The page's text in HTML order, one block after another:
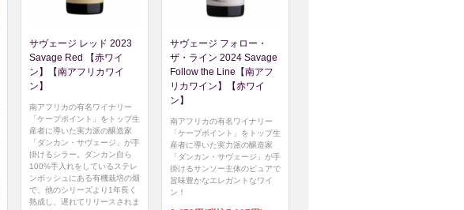
サヴェージ レッド 2023
Savage Red 【赤ワイ
ン】【南アフリカワイ
ン】
南アフリカの有名ワイナリー
「ケープポイント」をトップ生
産者に導いた実力派の醸造家
「ダンカン・サヴェージ」が手
掛けるシラー。ダンカン自ら
100%手入れをしているステレ
ンボッシュにある有機栽培の畑
で、他のシリーズより1年長く
熟成し、遅れてリリースされま
サヴェージ フォロー・
ザ・ライン 2024 Savage
Follow the Line【南アフ
リカワイン】【赤ワイ
ン】
南アフリカの有名ワイナリー
「ケープポイント」をトップ生
産者に導いた実力派の醸造家
「ダンカン・サヴェージ」が手
掛けるサンソー主体のピュアで
旨味豊かなエレガントなワイ
ン！